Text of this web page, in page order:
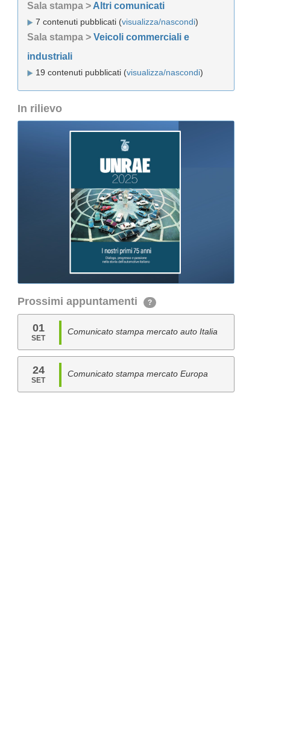
Sala stampa > Altri comunicati
7 contenuti pubblicati (visualizza/nascondi)
Sala stampa > Veicoli commerciali e
industriali
19 contenuti pubblicati (visualizza/nascondi)
In rilievo
Prossimi appuntamenti ?
01
SET
Comunicato stampa mercato auto Italia
24
SET
Comunicato stampa mercato Europa